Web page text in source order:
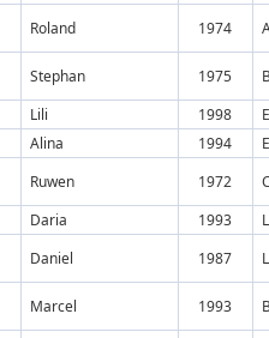
Roland 1974
Stephan 1975
Lili 1998
Alina 1994
Ruwen 1972
Daria 1993
Daniel 1987
Marcel 1993